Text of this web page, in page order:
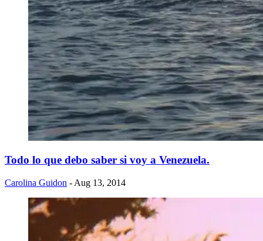
Todo lo que debo saber si voy a Venezuela.
Carolina Guidon - Aug 13, 2014